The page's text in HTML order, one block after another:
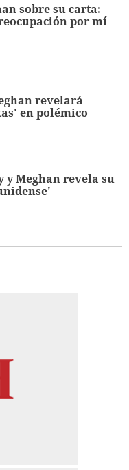
sobre su carta:
por mí
revelará
en polémico
y Meghan revela su